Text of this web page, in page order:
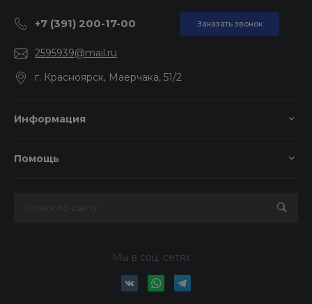
+7 (391) 200-17-00 Заказать звонок
2595939@mail.ru
г. Красноярск, Маерчака, 51/2
Информация
Помощь
Мы в соц. сетях